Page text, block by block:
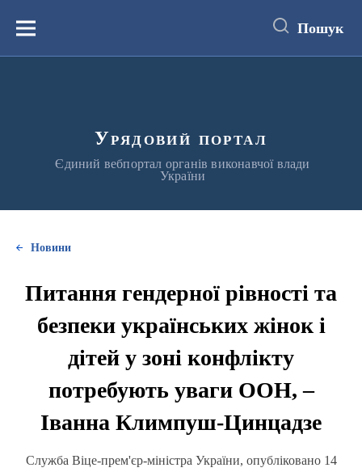
вмістуМеню Пошук
Урядовий портал
Єдиний вебпортал органів виконавчої влади
України
Новини
Питання гендерної рівності та
безпеки українських жінок і
дітей у зоні конфлікту
потребують уваги ООН, –
Іванна Климпуш-Цинцадзе
Служба Віце-прем'єр-міністра України, опубліковано 14